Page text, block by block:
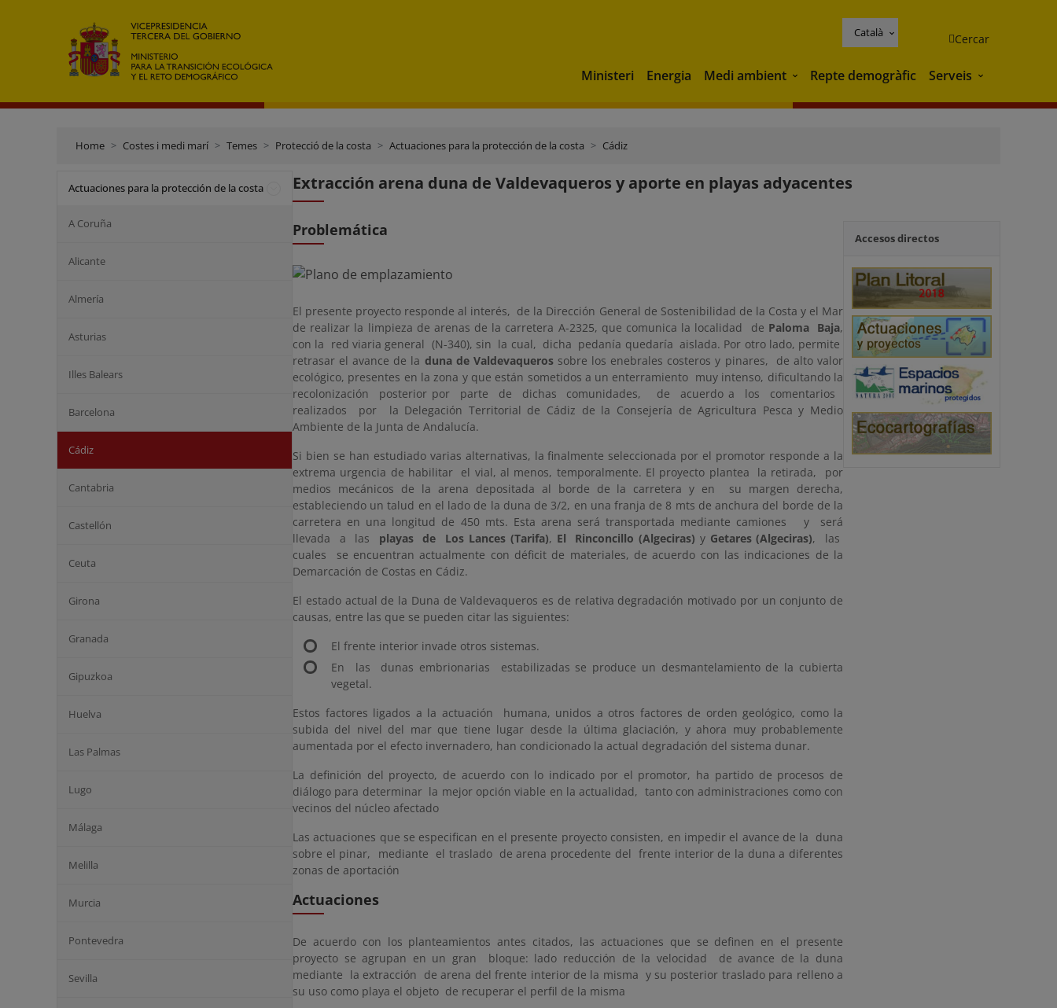
Català Cercar
Ministeri Energia Medi ambient Medi ambient
Repte demogràfic Serveis Serveis
Home Costes i medi marí Temes Protecció de la costa Actuaciones para la protección de la costa Cádiz
Actuaciones para la protección de la costa
A Coruña
Alicante
Almería
Asturias
Illes Balears
Barcelona
Cádiz
Cantabria
Castellón
Ceuta
Girona
Granada
Gipuzkoa
Huelva
Las Palmas
Lugo
Málaga
Melilla
Murcia
Pontevedra
Sevilla
Extracción arena duna de Valdevaqueros y aporte en playas adyacentes
Problemática
El presente proyecto responde al interés, de la Dirección General de Sostenibilidad de la Costa y el Mar
de realizar la limpieza de arenas de la carretera A-2325, que comunica la localidad de Paloma Baja,
con la red viaria general (N-340), sin la cual, dicha pedanía quedaría aislada. Por otro lado, permite
retrasar el avance de la duna de Valdevaquerossobre los enebrales costeros y pinares, de alto valor
ecológico, presentes en la zona y que están sometidos a un enterramiento muy intenso, dificultando la
recolonización posterior por parte de dichas comunidades, de acuerdo a los comentarios
realizados por la Delegación Territorial de Cádiz de la Consejería de Agricultura Pesca y Medio
Ambiente de la Junta de Andalucía.
Si bien se han estudiado varias alternativas, la finalmente seleccionada por el promotor responde a la
extrema urgencia de habilitar el vial, al menos, temporalmente. El proyecto plantea la retirada, por
medios mecánicos de la arena depositada al borde de la carretera y en su margen derecha,
estableciendo un talud en el lado de la duna de 3/2, en una franja de 8 mts de anchura del borde de la
carretera en una longitud de 450 mts. Esta arena será transportada mediante camiones y será
llevada a las playas de Los Lances (Tarifa), El Rinconcillo (Algeciras) y Getares (Algeciras), las
cuales se encuentran actualmente con déficit de materiales, de acuerdo con las indicaciones de la
Demarcación de Costas en Cádiz.
El estado actual de la Duna de Valdevaqueros es de relativa degradación motivado por un conjunto de
causas, entre las que se pueden citar las siguientes:
El frente interior invade otros sistemas.
En las dunas embrionarias estabilizadas se produce un desmantelamiento de la cubierta
vegetal.
Estos factores ligados a la actuación humana, unidos a otros factores de orden geológico, como la
subida del nivel del mar que tiene lugar desde la última glaciación, y ahora muy probablemente
aumentada por el efecto invernadero, han condicionado la actual degradación del sistema dunar.
La definición del proyecto, de acuerdo con lo indicado por el promotor, ha partido de procesos de
diálogo para determinar la mejor opción viable en la actualidad, tanto con administraciones como con
vecinos del núcleo afectado
Las actuaciones que se especifican en el presente proyecto consisten, en impedir el avance de la duna
sobre el pinar, mediante el traslado de arena procedente del frente interior de la duna a diferentes
zonas de aportación
Actuaciones
De acuerdo con los planteamientos antes citados, las actuaciones que se definen en el presente
proyecto se agrupan en un gran bloque: lado reducción de la velocidad de avance de la duna
mediante la extracción de arena del frente interior de la misma y su posterior traslado para relleno a
su uso como playa el objeto de recuperar el perfil de la misma
Accesos directos